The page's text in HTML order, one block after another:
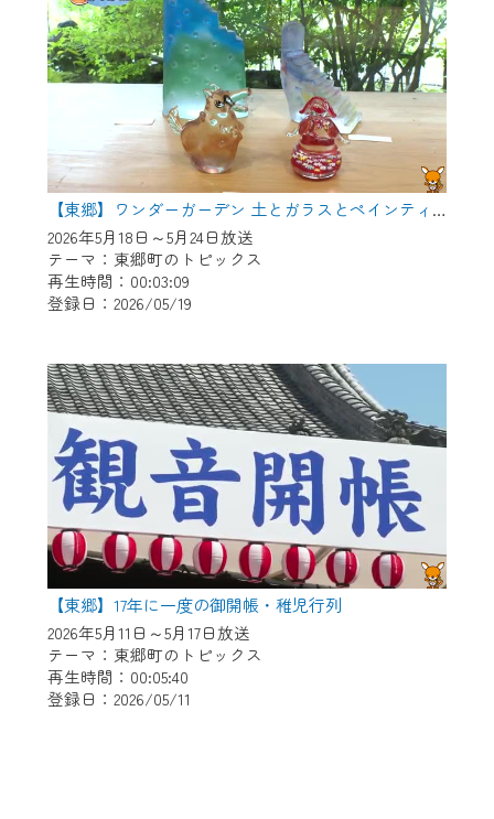
【東郷】ワンダーガーデン 土とガラスとペインティング
2026年5月18日～5月24日放送
テーマ：東郷町のトピックス
再生時間：00:03:09
登録日：2026/05/19
【東郷】17年に一度の御開帳・稚児行列
2026年5月11日～5月17日放送
テーマ：東郷町のトピックス
再生時間：00:05:40
登録日：2026/05/11